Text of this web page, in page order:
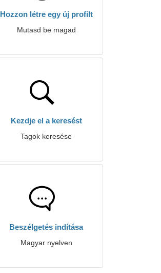
Hozzon létre egy új profilt
Mutasd be magad
Kezdje el a keresést
Tagok keresése
Beszélgetés indítása
Magyar nyelven